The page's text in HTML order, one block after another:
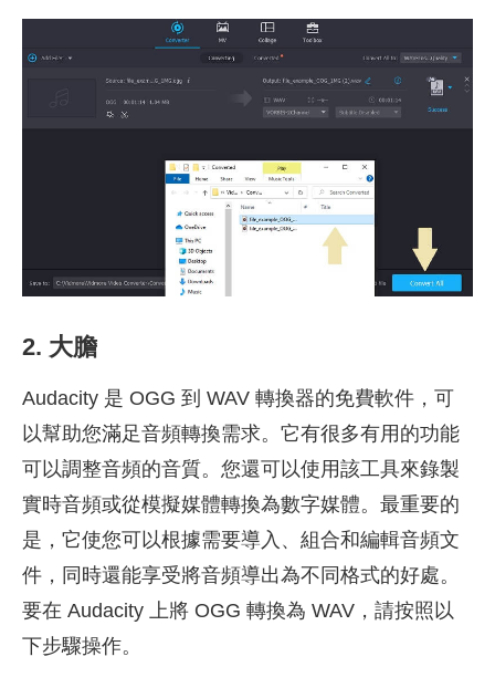
2. 大膽
Audacity 是 OGG 到 WAV 轉換器的免費軟件，可
以幫助您滿足音頻轉換需求。它有很多有用的功能
可以調整音頻的音質。您還可以使用該工具來錄製
實時音頻或從模擬媒體轉換為數字媒體。最重要的
是，它使您可以根據需要導入、組合和編輯音頻文
件，同時還能享受將音頻導出為不同格式的好處。
要在 Audacity 上將 OGG 轉換為 WAV，請按照以
下步驟操作。